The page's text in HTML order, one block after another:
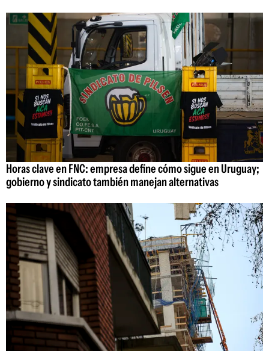
Horas clave en FNC: empresa define cómo sigue en Uruguay;
gobierno y sindicato también manejan alternativas